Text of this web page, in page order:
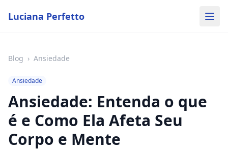
Luciana Perfetto
Blog › Ansiedade
Ansiedade
Ansiedade: Entenda o que
é e Como Ela Afeta Seu
Corpo e Mente